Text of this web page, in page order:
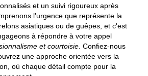
et un suivi rigoureux après
l'urgence que représente la
asiatiques ou de guêpes, et c'est
à répondre à votre appel
et courtoisie . Confiez-nous
une approche orientée vers la
où chaque détail compte pour la